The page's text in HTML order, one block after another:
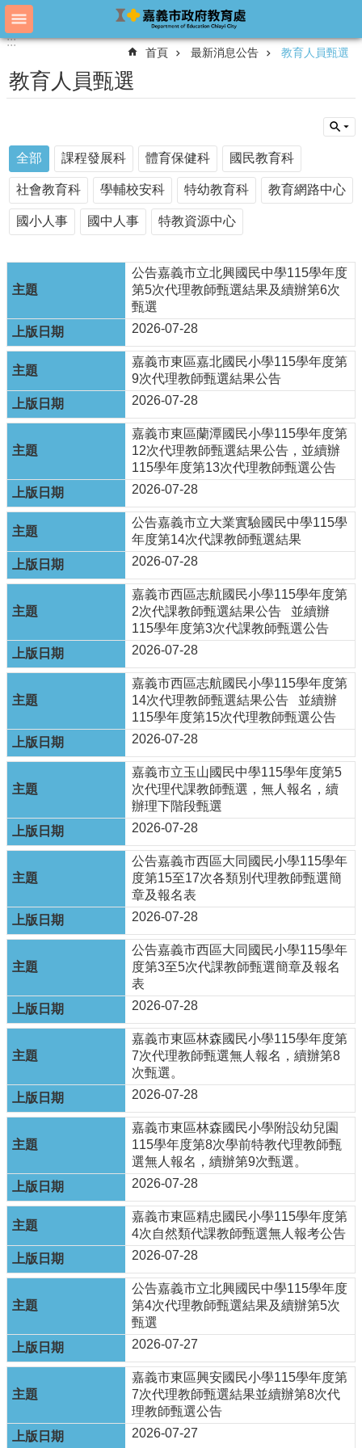
跳到主要內容區塊
進
搜
尋
教
育
處
概
況
育
處
各
單
位
最
新
消
息
告
本
市
各
級
校
網
心
服
行
政
資
源
服
務
教
學
源
務
技
職
教
育
服
務
社
及
樂
資
各
項
網
通
報
交
資
訊
詢
回
首
::::::
首頁 最新消息公告 教育人員甄選
教育人員甄選
全部 課程發展科 體育保健科 國民教育科
社會教育科 學輔校安科 特幼教育科 教育網路中心
國小人事 國中人事 特教資源中心
公告嘉義市立北興國民中學115學年度
第5次代理教師甄選結果及續辦第6次
甄選
2026-07-28
嘉義市東區嘉北國民小學115學年度第
9次代理教師甄選結果公告
2026-07-28
嘉義市東區蘭潭國民小學115學年度第
12次代理教師甄選結果公告，並續辦
115學年度第13次代理教師甄選公告
2026-07-28
公告嘉義市立大業實驗國民中學115學
年度第14次代課教師甄選結果
2026-07-28
嘉義市西區志航國民小學115學年度第
2次代課教師甄選結果公告 並續辦
115學年度第3次代課教師甄選公告
2026-07-28
嘉義市西區志航國民小學115學年度第
14次代理教師甄選結果公告 並續辦
115學年度第15次代理教師甄選公告
2026-07-28
嘉義市立玉山國民中學115學年度第5
次代理代課教師甄選，無人報名，續
辦理下階段甄選
2026-07-28
公告嘉義市西區大同國民小學115學年
度第15至17次各類別代理教師甄選簡
章及報名表
2026-07-28
公告嘉義市西區大同國民小學115學年
度第3至5次代課教師甄選簡章及報名
表
2026-07-28
嘉義市東區林森國民小學115學年度第
7次代理教師甄選無人報名，續辦第8
次甄選。
2026-07-28
嘉義市東區林森國民小學附設幼兒園
115學年度第8次學前特教代理教師甄
選無人報名，續辦第9次甄選。
2026-07-28
嘉義市東區精忠國民小學115學年度第
4次自然類代課教師甄選無人報考公告
2026-07-28
公告嘉義市立北興國民中學115學年度
第4次代理教師甄選結果及續辦第5次
甄選
2026-07-27
嘉義市東區興安國民小學115學年度第
7次代理教師甄選結果並續辦第8次代
理教師甄選公告
2026-07-27